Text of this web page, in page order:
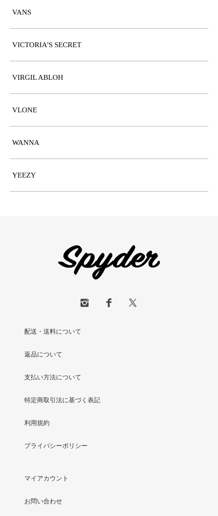
VANS
VICTORIA'S SECRET
VIRGIL ABLOH
VLONE
WANNA
YEEZY
配送・送料について
返品について
支払い方法について
特定商取引法に基づく表記
利用規約
プライバシーポリシー
マイアカウント
お問い合わせ